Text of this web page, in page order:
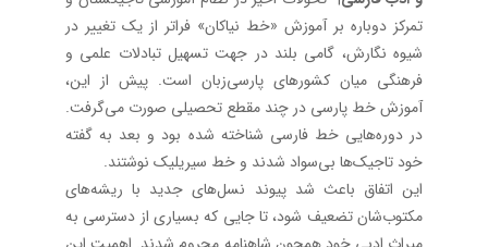
تمرکز دوباره بر آموزش «خط نیاکان» فراتر از یک تغییر در
شیوه نگارش، گامی بلند در جهت تسهیل تبادلات علمی و
فرهنگی میان کشورهای پارسی‌زبان است. پیش از این،
آموزش خط پارسی در چند مقطع تحصیلی صورت می‌گرفت.
در دوره‌هایی خط فارسی شناخته شده بود و بعد به گفته
خود تاجیک‌ها بی‌سواد شدند و خط سیریلیک نوشتند.
این اتفاق باعث شد پیوند نسل‌های جدید با ریشه‌های
مکتوب‌شان تضعیف شود، تا جایی که بسیاری از دسترسی به